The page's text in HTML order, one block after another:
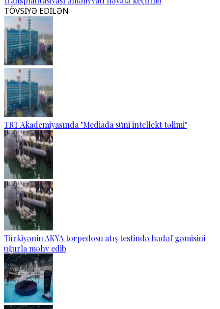
TÖVSİYƏ EDİLƏN
TRT Akademiyasında "Mediada süni intellekt təlimi"
Türkiyənin AKYA torpedosu atış testində hədəf gəmisini
uğurla məhv edib